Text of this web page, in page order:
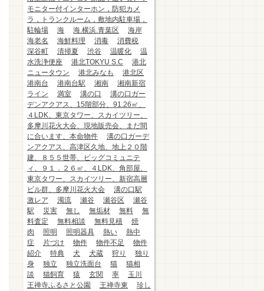
モニター付インターホン，防犯カメ
ラ，トランクルーム，敷地内駐車場，
駐輪場
海 海.横浜.青葉区
海岸
海老名
海鮮料理 消毒
消費税
深谷町
清掃夏 渋谷 温暖化
温
水洗浄便座
港北TOKYU S.C
港北
ニュータウン
港北みなも
港北区
港南台
港南台駅 湘南
湘南新宿
ライン
満室 溝の口
溝の口ガー
デンアクアス、15階部分、91.26㎡、
４LDK、東京タワー、スカイツリー、
多摩川花火大会、現地販売会、まだ間
に合います、本命物件
溝の口ガーデ
ンアクアス、高津区久地、地上２０階
建、８５５世帯、ビッグコミュニテ
ィ、９１．２６㎡、４LDK、角部屋、
東京タワー、スカイツリー、新宿高層
ビル群、多摩川花火大会
溝の口駅
激レア
濁流 瀬谷 瀬谷区
瀬谷
駅
災害 無し 無垢材 無料
無
料査定
無料相談 無料見積
焼
肉
照明 照明器具 熱い
熱中
症
片づけ 物件 物件不足
物件
紹介
特典 犬 犬蔵 狩り
独り
身
独立 独立洗面台 猫
猫相
談
猫飼育 猿 玄関 率
玉川
王禅寺ふるさと公園
王禅寺東
珍し